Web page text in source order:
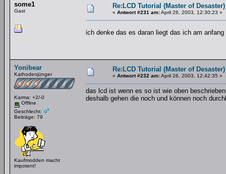
some1
Gast
Re:LCD Tutorial (Master of Desaster)
« Antwort #231 am:April 26, 2003, 12:30:23 »
ich denke das es daran liegt das ich am
Yonibear
Kathodenjünger
Karma: +2/-0
Offline
Geschlecht:
Beiträge: 79
Kaufmodden macht
impotent!
Re:LCD Tutorial (Master of Desaster)
« Antwort #232 am:April 26, 2003, 12:42:35 »
das lcd ist wenn es so ist wie oben
deshalb gehen die noch und können noch